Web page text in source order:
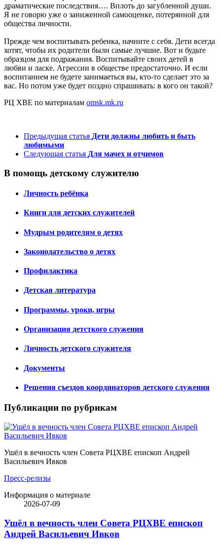
драматические последствия…. Вплоть до загубленной души.
Я не говорю уже о заниженной самооценке, потерянной для
общества личности.
Прежде чем воспитывать ребенка, начните с себя. Дети всегда
хотят, чтобы их родители были самые лучшие. Вот и будьте
образцом для подражания. Воспитывайте своих детей в
любви и ласке. Агрессии в обществе предостаточно. И если
воспитанием не будете занимаеться вы, кто-то сделает это за
вас. Но потом уже будет поздно спрашивать: в кого он такой?
РЦ ХВЕ по материалам omsk.mk.ru
Предыдущая статья Дети должны любить и быть
любимыми
Следующая статья Для мачех и отчимов
В помощь детскому служителю
Личность ребёнка
Книги для детских служителей
Мудрым родителям о детях
Законодательство о детях
Профилактика
Детская литература
Программы, уроки, игры
Организация детсткого служения
Личность детского служителя
Документы
Решения съездов координаторов детского служения
Публикации по рубрикам
Ушёл в вечность член Совета РЦХВЕ епископ Андрей
Васильевич Ивков
Пресс-релизы
Информация о материале
2026-07-09
Ушёл в вечность член Совета РЦХВЕ епископ
Андрей Васильевич Ивков